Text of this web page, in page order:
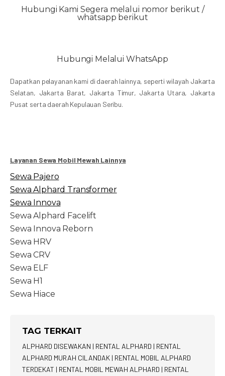
Hubungi Kami Segera melalui nomor berikut /
whatsapp berikut
Hubungi Melalui WhatsApp
Dapatkan pelayanan kami di daerah lainnya, seperti wilayah Jakarta
Selatan, Jakarta Barat, Jakarta Timur, Jakarta Utara, Jakarta
Pusat serta daerah Kepulauan Seribu.
Layanan Sewa Mobil Mewah Lainnya
Sewa Pajero
Sewa Alphard Transformer
Sewa Innova
Sewa Alphard Facelift
Sewa Innova Reborn
Sewa HRV
Sewa CRV
Sewa ELF
Sewa H1
Sewa Hiace
TAG TERKAIT
ALPHARD DISEWAKAN | RENTAL ALPHARD | RENTAL
ALPHARD MURAH CILANDAK | RENTAL MOBIL ALPHARD
TERDEKAT | RENTAL MOBIL MEWAH ALPHARD | RENTAL